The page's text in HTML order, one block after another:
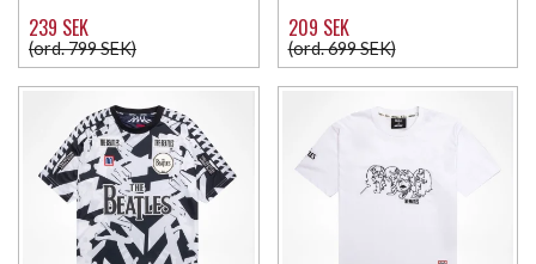
239 SEK
(ord. 799 SEK)
209 SEK
(ord. 699 SEK)